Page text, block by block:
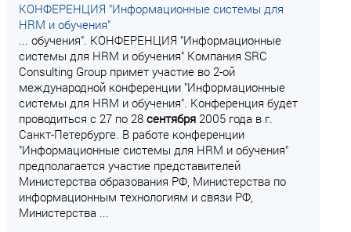
КОНФЕРЕНЦИЯ "Информационные системы для
HRM и обучения"
... обучения". КОНФЕРЕНЦИЯ "Информационные
системы для HRM и обучения" Компания SRC
Consulting Group примет участие во 2-ой
международной конференции "Информационные
системы для HRM и обучения". Конференция будет
проводиться с 27 по 28 сентября 2005 года в г.
Санкт-Петербурге. В работе конференции
"Информационные системы для HRM и обучения"
предполагается участие представителей
Министерства образования РФ, Министерства по
информационным технологиям и связи РФ,
Министерства ...